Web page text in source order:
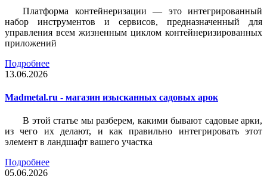
Платформа контейнеризации — это интегрированный
набор инструментов и сервисов, предназначенный для
управления всем жизненным циклом контейнеризированных
приложений
Подробнее
13.06.2026
Madmetal.ru - магазин изысканных садовых арок
В этой статье мы разберем, какими бывают садовые арки,
из чего их делают, и как правильно интегрировать этот
элемент в ландшафт вашего участка
Подробнее
05.06.2026